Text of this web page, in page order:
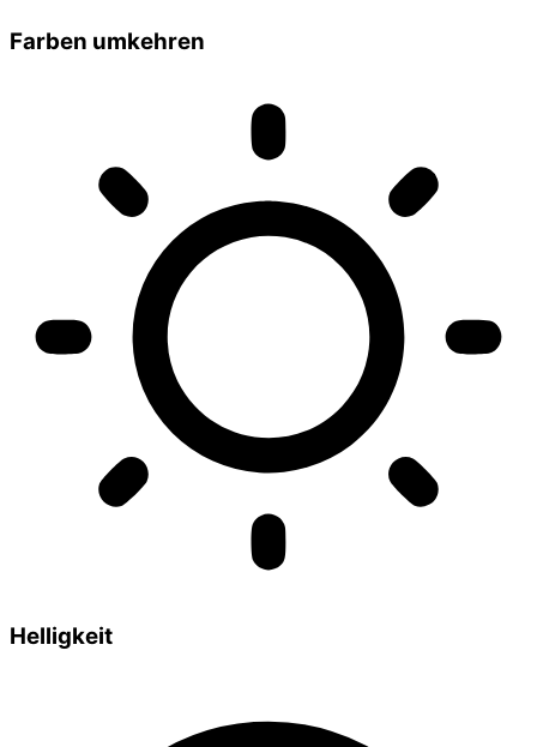
Farben umkehren
Helligkeit